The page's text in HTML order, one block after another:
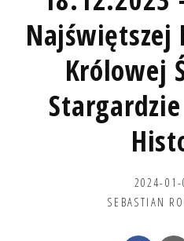
Królowej
2024-01-
SEBASTIAN